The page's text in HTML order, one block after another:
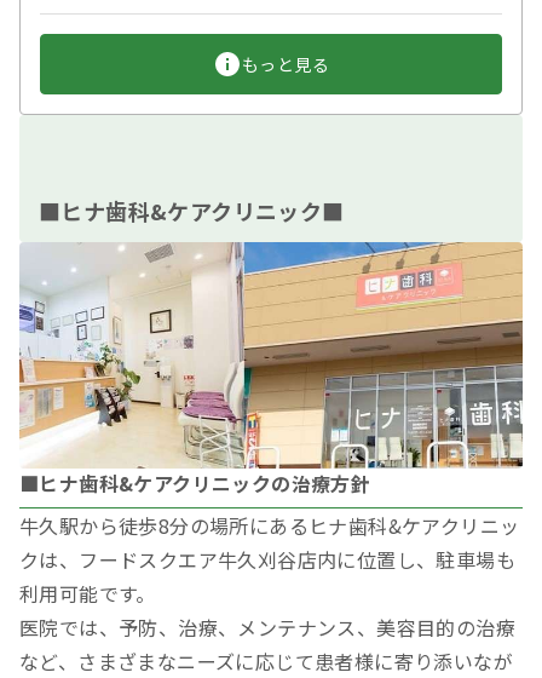
もっと見る
■ヒナ歯科&ケアクリニック■
■ヒナ歯科&ケアクリニックの治療方針
牛久駅から徒歩8分の場所にあるヒナ歯科&ケアクリニッ
クは、フードスクエア牛久刈谷店内に位置し、駐車場も
利用可能です。
医院では、予防、治療、メンテナンス、美容目的の治療
など、さまざまなニーズに応じて患者様に寄り添いなが